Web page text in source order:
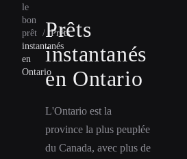
le
bon
prêt / Prêts
instantanés
en
Ontario
Prêts
instantanés
en Ontario
L'Ontario est la
province la plus peuplée
du Canada, avec plus de